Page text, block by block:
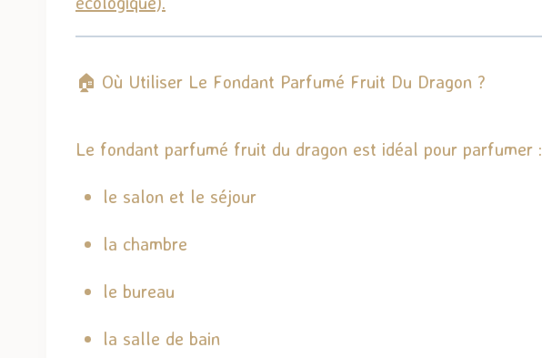
🏠 Où Utiliser Le Fondant Parfumé Fruit Du Dragon ?
Le fondant parfumé fruit du dragon est idéal pour parfumer :
le salon et le séjour
la chambre
le bureau
la salle de bain